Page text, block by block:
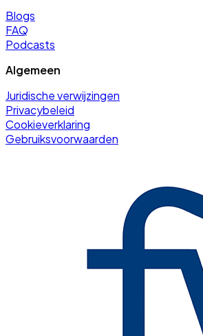
Blogs
FAQ
Podcasts
Algemeen
Juridische verwijzingen
Privacybeleid
Cookieverklaring
Gebruiksvoorwaarden